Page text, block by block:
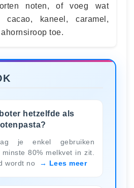
noten, of voeg wat
cacao, kaneel, caramel,
toe.
hetzelfde als
je enkel gebruiken
80% melkvet in zit.
wordt no
Lees meer